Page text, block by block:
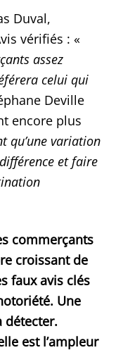
Duval,
vérifiés : «
assez
celui qui
Deville
encore plus
qu’une variation
et faire
commerçants
croissant de
faux avis clés
Une
détecter.
est l’ampleur